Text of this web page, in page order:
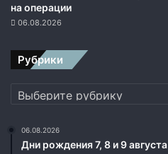
на операции
06.08.2026
Рубрики
Рубрики
06.08.2026
Дни рождения 7, 8 и 9 августа